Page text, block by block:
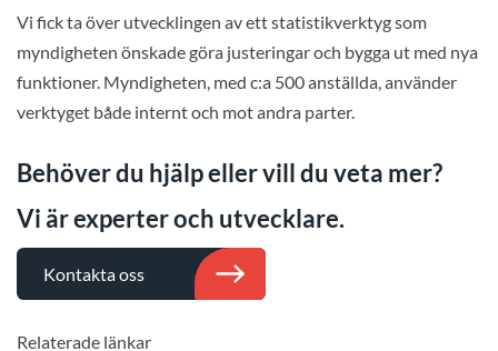
Vi fick ta över utvecklingen av ett statistikverktyg som
myndigheten önskade göra justeringar och bygga ut med nya
funktioner. Myndigheten, med c:a 500 anställda, använder
verktyget både internt och mot andra parter.
Behöver du hjälp eller vill du veta mer?
Vi är experter och utvecklare.
Kontakta oss
Relaterade länkar